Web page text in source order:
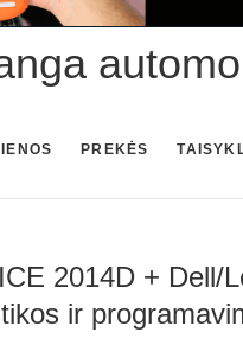
PREKĖS
2014D + Dell/
ir